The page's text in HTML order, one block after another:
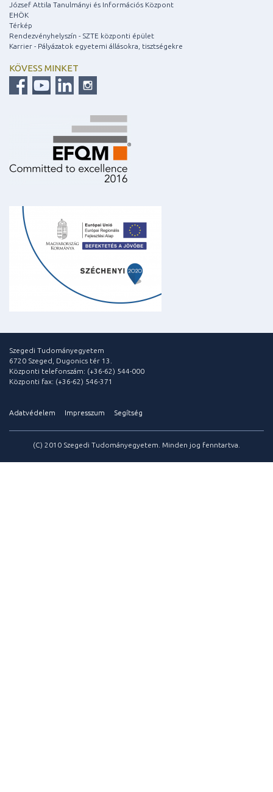
József Attila Tanulmányi és Információs Központ
EHÖK
Térkép
Rendezvényhelyszín - SZTE központi épület
Karrier - Pályázatok egyetemi állásokra, tisztségekre
KÖVESS MINKET
Szegedi Tudományegyetem
6720 Szeged, Dugonics tér 13.
Központi telefonszám: (+36-62) 544-000
Központi fax: (+36-62) 546-371
Adatvédelem Impresszum Segítség
(C) 2010 Szegedi Tudományegyetem. Minden jog fenntartva.